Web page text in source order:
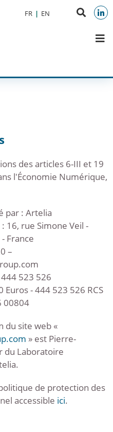
FR EN
des articles 6-III et 19
l'Économie Numérique,
par : Artelia
16, rue Simone Veil -
France
–
523 526
Euros - 444 523 526 RCS
00804
du site web «
» est Pierre-
du Laboratoire
de protection des
accessible ici.